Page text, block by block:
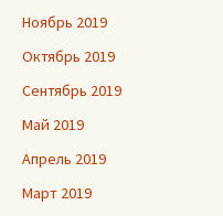
Ноябрь 2019
Октябрь 2019
Сентябрь 2019
Май 2019
Апрель 2019
Март 2019